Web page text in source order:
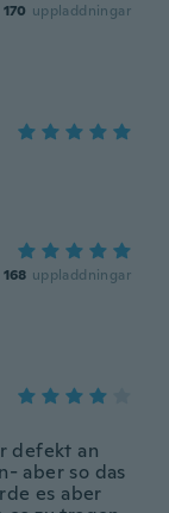
170 uppladdningar
168 uppladdningar
defekt an
aber so das
es aber